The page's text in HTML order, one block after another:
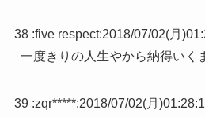
38 :five respect:2018/07/02(月
一度きりの人生やから納得いく
39 :zqr*****:2018/07/02(月